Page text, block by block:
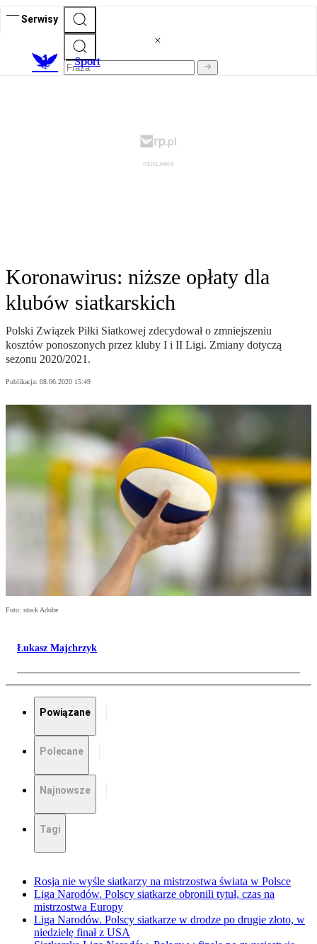
Serwisy
Sport
Koronawirus: niższe opłaty dla
klubów siatkarskich
Polski Związek Piłki Siatkowej zdecydował o zmniejszeniu
kosztów ponoszonych przez kluby I i II Ligi. Zmiany dotyczą
sezonu 2020/2021.
Publikacja: 08.06.2020 15:49
Foto: stock Adobe
Łukasz Majchrzyk
Powiązane
Polecane
Najnowsze
Tagi
Rosja nie wyśle siatkarzy na mistrzostwa świata w Polsce
Liga Narodów. Polscy siatkarze obronili tytuł, czas na
mistrzostwa Europy
Liga Narodów. Polscy siatkarze w drodze po drugie złoto, w
niedzielę finał z USA